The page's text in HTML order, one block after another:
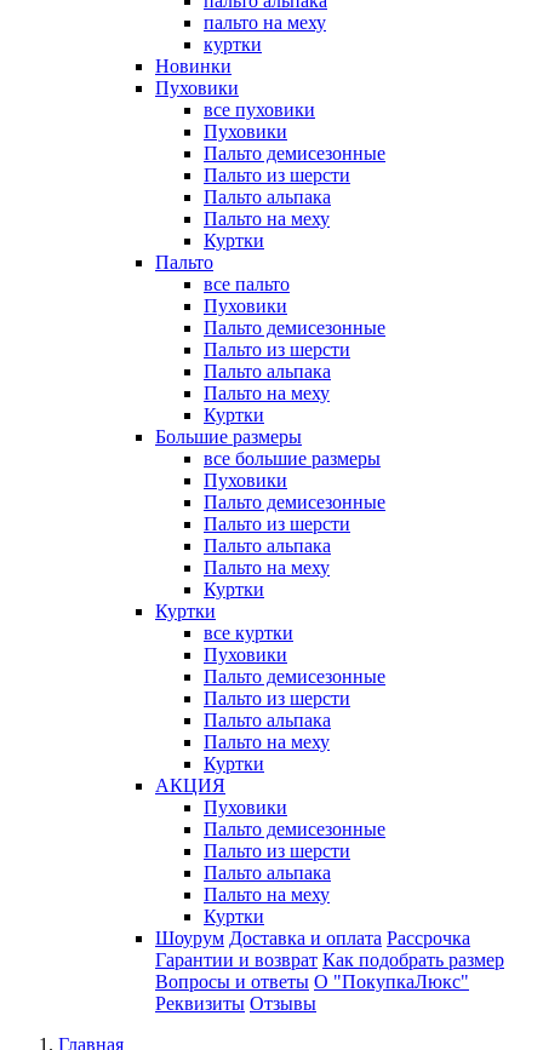
пальто на меху
куртки
Новинки
Пуховики
все пуховики
Пуховики
Пальто демисезонные
Пальто из шерсти
Пальто альпака
Пальто на меху
Куртки
Пальто
все пальто
Пуховики
Пальто демисезонные
Пальто из шерсти
Пальто альпака
Пальто на меху
Куртки
Большие размеры
все большие размеры
Пуховики
Пальто демисезонные
Пальто из шерсти
Пальто альпака
Пальто на меху
Куртки
Куртки
все куртки
Пуховики
Пальто демисезонные
Пальто из шерсти
Пальто альпака
Пальто на меху
Куртки
АКЦИЯ
Пуховики
Пальто демисезонные
Пальто из шерсти
Пальто альпака
Пальто на меху
Куртки
Шоурум Доставка и оплата Рассрочка
Гарантии и возврат Как подобрать размер
Вопросы и ответы О "ПокупкаЛюкс"
Реквизиты Отзывы
Главная